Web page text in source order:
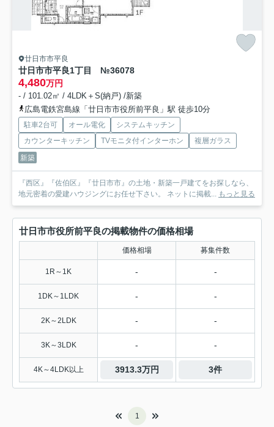
廿日市市平良
廿日市市平良1丁目 №36078
4,480万円
- / 101.02㎡ / 4LDK＋S(納戸) /新築
広島電鉄宮島線「廿日市市役所前平良」駅 徒歩10分
駐車2台可 オール電化
システムキッチン
カウンターキッチン
TVモニタ付インターホン
複層ガラス
新築
『西区』『佐伯区』『廿日市市』の土地・新築一戸建てをお探しなら、
地元密着の愛建ハウジングにお任せ下さい。 ネットに掲載... もっと見る
廿日市市役所前平良の掲載物件の価格相場
価格相場 募集件数
1R～1K - -
1DK～1LDK - -
2K～2LDK - -
3K～3LDK - -
4K～4LDK以上 3913.3万円 3件
1